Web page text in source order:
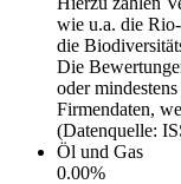
wie u.a. die
die
Die
oder
Firmendaten,
(Datenquelle:
Öl und Gas
0.00%